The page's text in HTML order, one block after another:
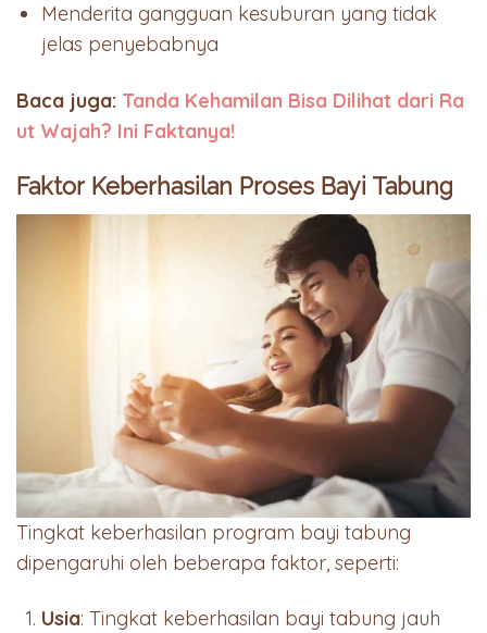
Menderita gangguan kesuburan yang tidak
jelas penyebabnya
Baca juga: Tanda Kehamilan Bisa Dilihat dari Ra
ut Wajah? Ini Faktanya!
Faktor Keberhasilan Proses Bayi Tabung
Tingkat keberhasilan program bayi tabung
dipengaruhi oleh beberapa faktor, seperti:
Usia: Tingkat keberhasilan bayi tabung jauh